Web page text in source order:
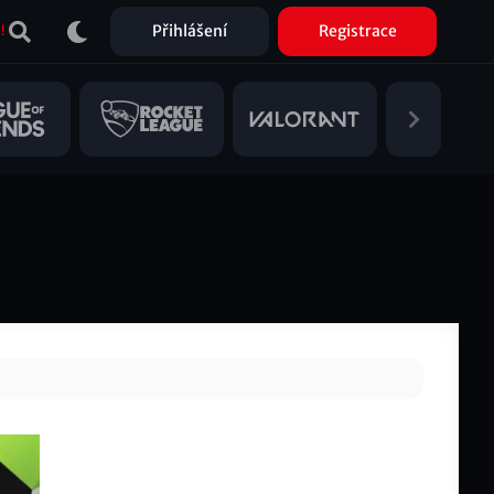
Přihlášení Registrace